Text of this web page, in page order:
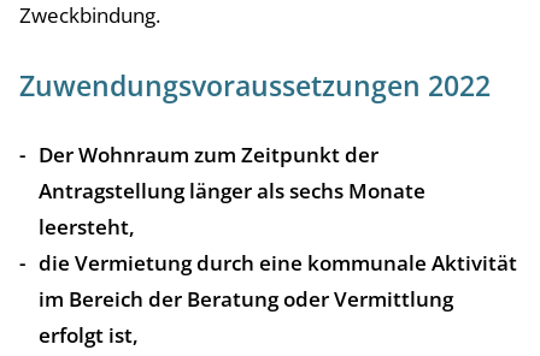
Zweckbindung.
Zuwendungsvoraussetzungen 2022
Der Wohnraum zum Zeitpunkt der
Antragstellung länger als sechs Monate
leersteht,
die Vermietung durch eine kommunale Aktivität
im Bereich der Beratung oder Vermittlung
erfolgt ist,